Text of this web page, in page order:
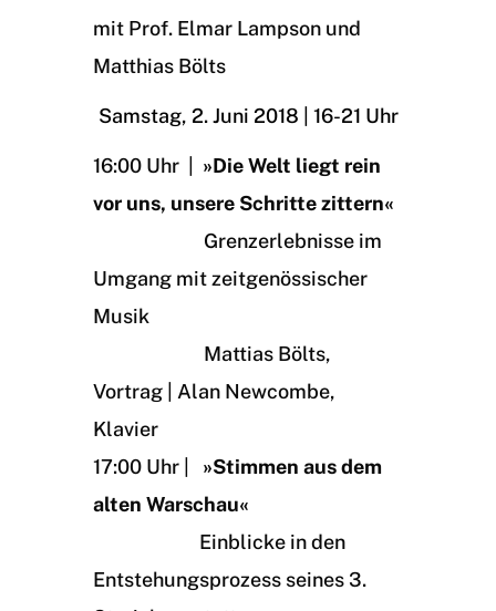
mit Prof. Elmar Lampson und
Matthias Bölts
Samstag, 2. Juni 2018 | 16-21 Uhr
16:00 Uhr | »Die Welt liegt rein
vor uns, unsere Schritte zittern«
Grenzerlebnisse im
Umgang mit zeitgenössischer
Musik
Mattias Bölts,
Vortrag | Alan Newcombe,
Klavier
17:00 Uhr | »Stimmen aus dem
alten Warschau«
Einblicke in den
Entstehungsprozess seines 3.